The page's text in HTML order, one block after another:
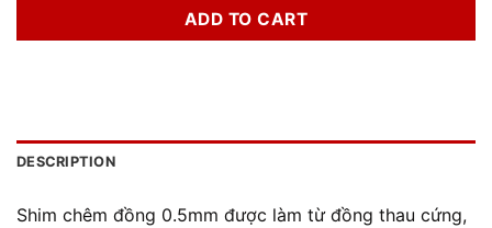
ADD TO CART
DESCRIPTION
Shim chêm đồng 0.5mm được làm từ đồng thau cứng,